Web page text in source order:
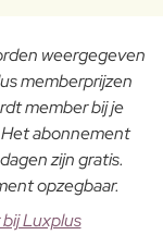
weergegeven
memberprijzen
member bij je
abonnement
zijn gratis.
opzegbaar.
Luxplus